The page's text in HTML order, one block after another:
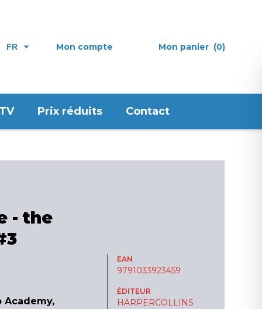
FR Mon compte Mon panier (0)
Prix réduits Contact
- the
Academy,
EAN
9791033923459
ÉDITEUR
HARPERCOLLINS